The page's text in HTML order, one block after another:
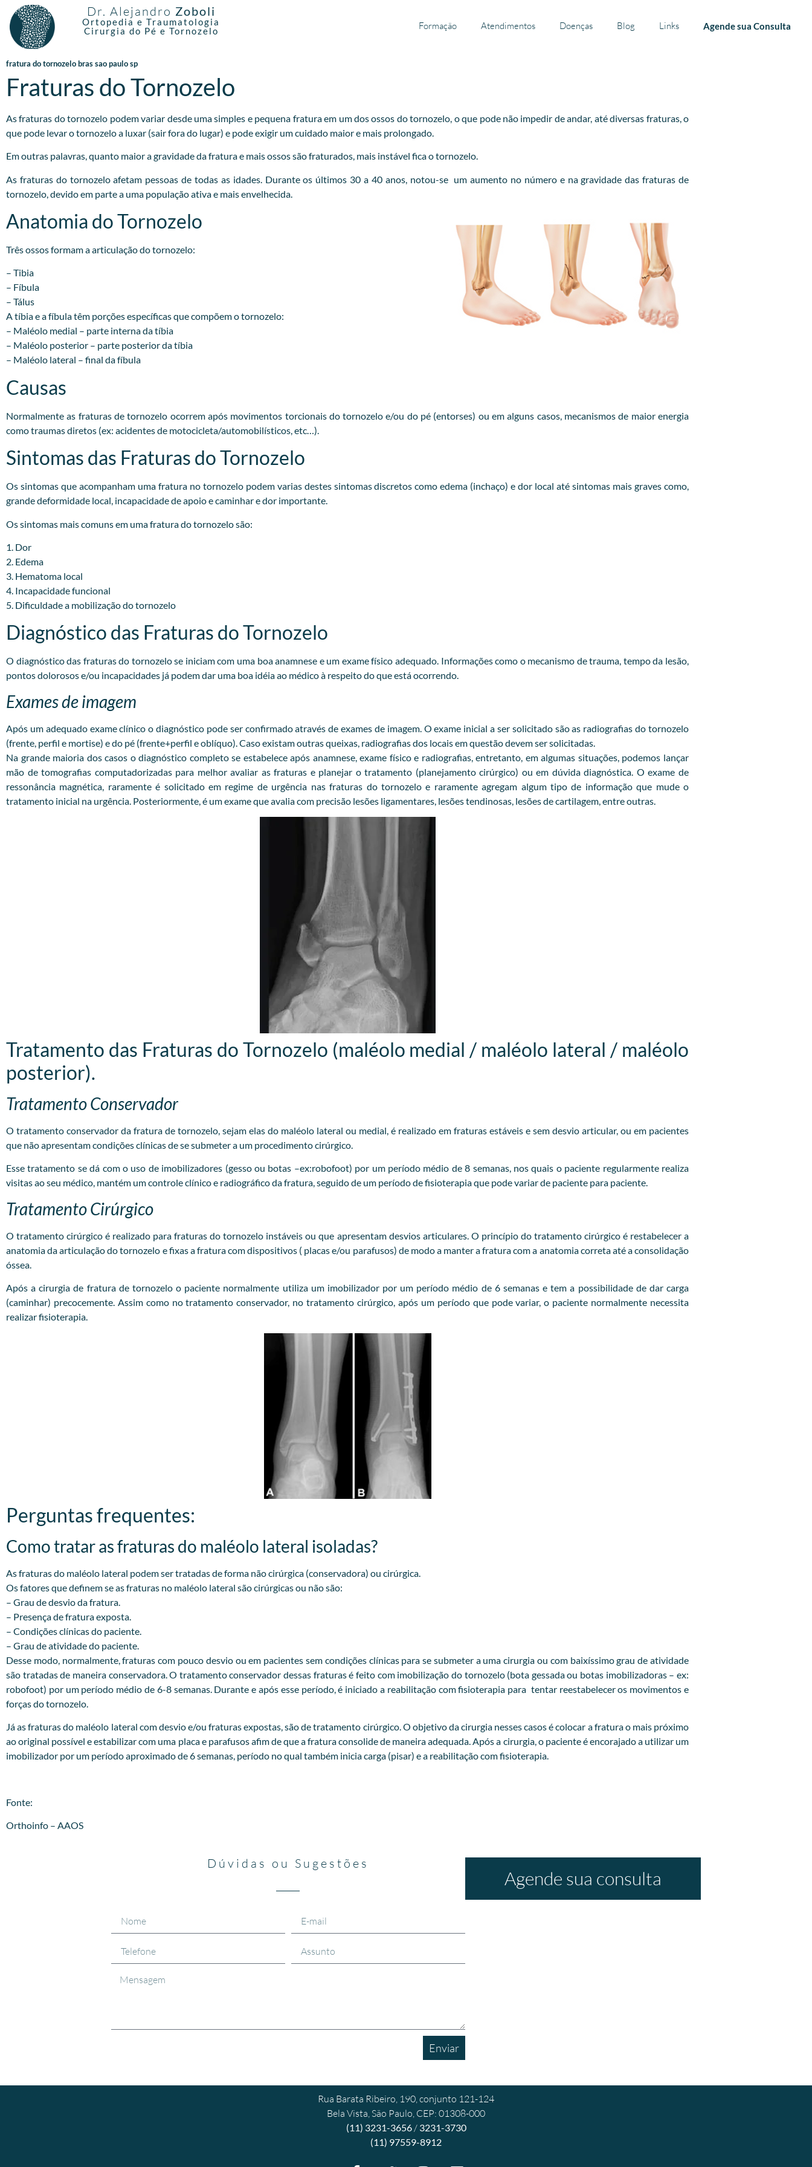
Dr. Alejandro Zoboli
Ortopedia e Traumatologia
Cirurgia do Pé e Tornozelo
Formação Atendimentos Doenças Blog Links Agende sua Consulta
fratura do tornozelo bras sao paulo sp
Fraturas do Tornozelo
As fraturas do tornozelo podem variar desde uma simples e pequena fratura em um dos ossos do tornozelo, o que pode não impedir de andar, até diversas fraturas, o
que pode levar o tornozelo a luxar (sair fora do lugar) e pode exigir um cuidado maior e mais prolongado.
Em outras palavras, quanto maior a gravidade da fratura e mais ossos são fraturados, mais instável fica o tornozelo.
As fraturas do tornozelo afetam pessoas de todas as idades. Durante os últimos 30 a 40 anos, notou-se um aumento no número e na gravidade das fraturas de
tornozelo, devido em parte a uma população ativa e mais envelhecida.
Anatomia do Tornozelo
Três ossos formam a articulação do tornozelo:
– Tibia
– Fíbula
– Tálus
A tíbia e a fíbula têm porções específicas que compõem o tornozelo:
– Maléolo medial – parte interna da tíbia
– Maléolo posterior – parte posterior da tíbia
– Maléolo lateral – final da fíbula
Causas
Normalmente as fraturas de tornozelo ocorrem após movimentos torcionais do tornozelo e/ou do pé (entorses) ou em alguns casos, mecanismos de maior energia
como traumas diretos (ex: acidentes de motocicleta/automobilísticos, etc…).
Sintomas das Fraturas do Tornozelo
Os sintomas que acompanham uma fratura no tornozelo podem varias destes sintomas discretos como edema (inchaço) e dor local até sintomas mais graves como,
grande deformidade local, incapacidade de apoio e caminhar e dor importante.
Os sintomas mais comuns em uma fratura do tornozelo são:
1. Dor
2. Edema
3. Hematoma local
4. Incapacidade funcional
5. Dificuldade a mobilização do tornozelo
Diagnóstico das Fraturas do Tornozelo
O diagnóstico das fraturas do tornozelo se iniciam com uma boa anamnese e um exame físico adequado. Informações como o mecanismo de trauma, tempo da lesão,
pontos dolorosos e/ou incapacidades já podem dar uma boa idéia ao médico à respeito do que está ocorrendo.
Exames de imagem
Após um adequado exame clínico o diagnóstico pode ser confirmado através de exames de imagem. O exame inicial a ser solicitado são as radiografias do tornozelo
(frente, perfil e mortise) e do pé (frente+perfil e oblíquo). Caso existam outras queixas, radiografias dos locais em questão devem ser solicitadas.
Na grande maioria dos casos o diagnóstico completo se estabelece após anamnese, exame físico e radiografias, entretanto, em algumas situações, podemos lançar
mão de tomografias computadorizadas para melhor avaliar as fraturas e planejar o tratamento (planejamento cirúrgico) ou em dúvida diagnóstica. O exame de
ressonância magnética, raramente é solicitado em regime de urgência nas fraturas do tornozelo e raramente agregam algum tipo de informação que mude o
tratamento inicial na urgência. Posteriormente, é um exame que avalia com precisão lesões ligamentares, lesões tendinosas, lesões de cartilagem, entre outras.
Tratamento das Fraturas do Tornozelo (maléolo medial / maléolo lateral / maléolo
posterior).
Tratamento Conservador
O tratamento conservador da fratura de tornozelo, sejam elas do maléolo lateral ou medial, é realizado em fraturas estáveis e sem desvio articular, ou em pacientes
que não apresentam condições clínicas de se submeter a um procedimento cirúrgico.
Esse tratamento se dá com o uso de imobilizadores (gesso ou botas –ex:robofoot) por um período médio de 8 semanas, nos quais o paciente regularmente realiza
visitas ao seu médico, mantém um controle clínico e radiográfico da fratura, seguido de um período de fisioterapia que pode variar de paciente para paciente.
Tratamento Cirúrgico
O tratamento cirúrgico é realizado para fraturas do tornozelo instáveis ou que apresentam desvios articulares. O princípio do tratamento cirúrgico é restabelecer a
anatomia da articulação do tornozelo e fixas a fratura com dispositivos ( placas e/ou parafusos) de modo a manter a fratura com a anatomia correta até a consolidação
óssea.
Após a cirurgia de fratura de tornozelo o paciente normalmente utiliza um imobilizador por um período médio de 6 semanas e tem a possibilidade de dar carga
(caminhar) precocemente. Assim como no tratamento conservador, no tratamento cirúrgico, após um período que pode variar, o paciente normalmente necessita
realizar fisioterapia.
Perguntas frequentes:
Como tratar as fraturas do maléolo lateral isoladas?
As fraturas do maléolo lateral podem ser tratadas de forma não cirúrgica (conservadora) ou cirúrgica.
Os fatores que definem se as fraturas no maléolo lateral são cirúrgicas ou não são:
– Grau de desvio da fratura.
– Presença de fratura exposta.
– Condições clínicas do paciente.
– Grau de atividade do paciente.
Desse modo, normalmente, fraturas com pouco desvio ou em pacientes sem condições clínicas para se submeter a uma cirurgia ou com baixíssimo grau de atividade
são tratadas de maneira conservadora. O tratamento conservador dessas fraturas é feito com imobilização do tornozelo (bota gessada ou botas imobilizadoras – ex:
robofoot) por um período médio de 6-8 semanas. Durante e após esse período, é iniciado a reabilitação com fisioterapia para tentar reestabelecer os movimentos e
forças do tornozelo.
Já as fraturas do maléolo lateral com desvio e/ou fraturas expostas, são de tratamento cirúrgico. O objetivo da cirurgia nesses casos é colocar a fratura o mais próximo
ao original possível e estabilizar com uma placa e parafusos afim de que a fratura consolide de maneira adequada. Após a cirurgia, o paciente é encorajado a utilizar um
imobilizador por um período aproximado de 6 semanas, período no qual também inicia carga (pisar) e a reabilitação com fisioterapia.
Fonte:
Orthoinfo – AAOS
Dúvidas ou Sugestões
Enviar
Agende sua consulta
Rua Barata Ribeiro, 190, conjunto 121-124
Bela Vista, São Paulo, CEP: 01308-000
(11) 3231-3656/ 3231-3730
(11) 97559-8912